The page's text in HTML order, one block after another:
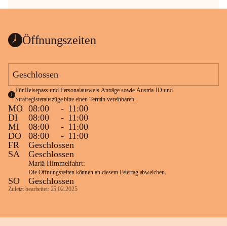
Öffnungszeiten
Geschlossen
Für Reisepass und Personalausweis Anträge sowie Austria-ID und
Strafregisterauszüge bitte einen Termin vereinbaren.
MO 08:00 - 11:00
DI
08:00 - 11:00
MI
08:00 - 11:00
DO
08:00 - 11:00
FR
Geschlossen
SA
Geschlossen
Mariä Himmelfahrt:
Die Öffnungszeiten können an diesem Feiertag abweichen.
SO Geschlossen
Zuletzt bearbeitet: 25.02.2025